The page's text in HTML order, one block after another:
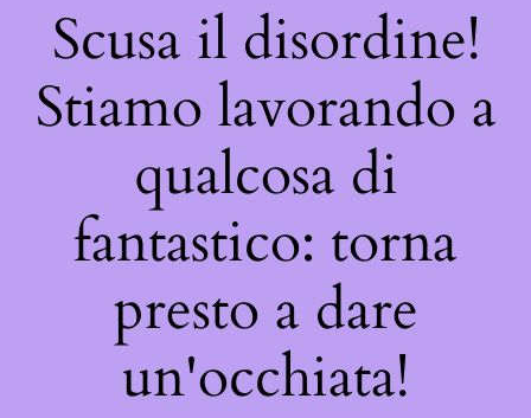
Scusa il disordine!
Stiamo lavorando a
qualcosa di
fantastico: torna
presto a dare
un'occhiata!